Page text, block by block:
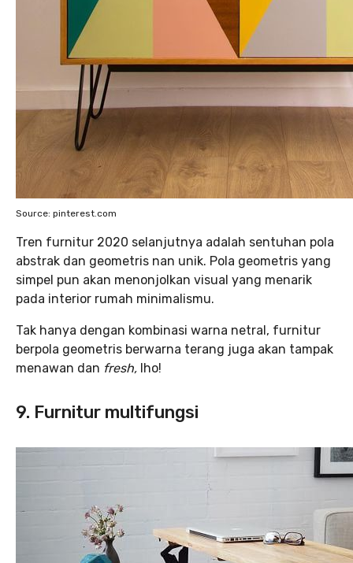
Source: pinterest.com
Tren furnitur 2020 selanjutnya adalah sentuhan pola
abstrak dan geometris nan unik. Pola geometris yang
simpel pun akan menonjolkan visual yang menarik
pada interior rumah minimalismu.
Tak hanya dengan kombinasi warna netral, furnitur
berpola geometris berwarna terang juga akan tampak
menawan dan fresh, lho!
9. Furnitur multifungsi